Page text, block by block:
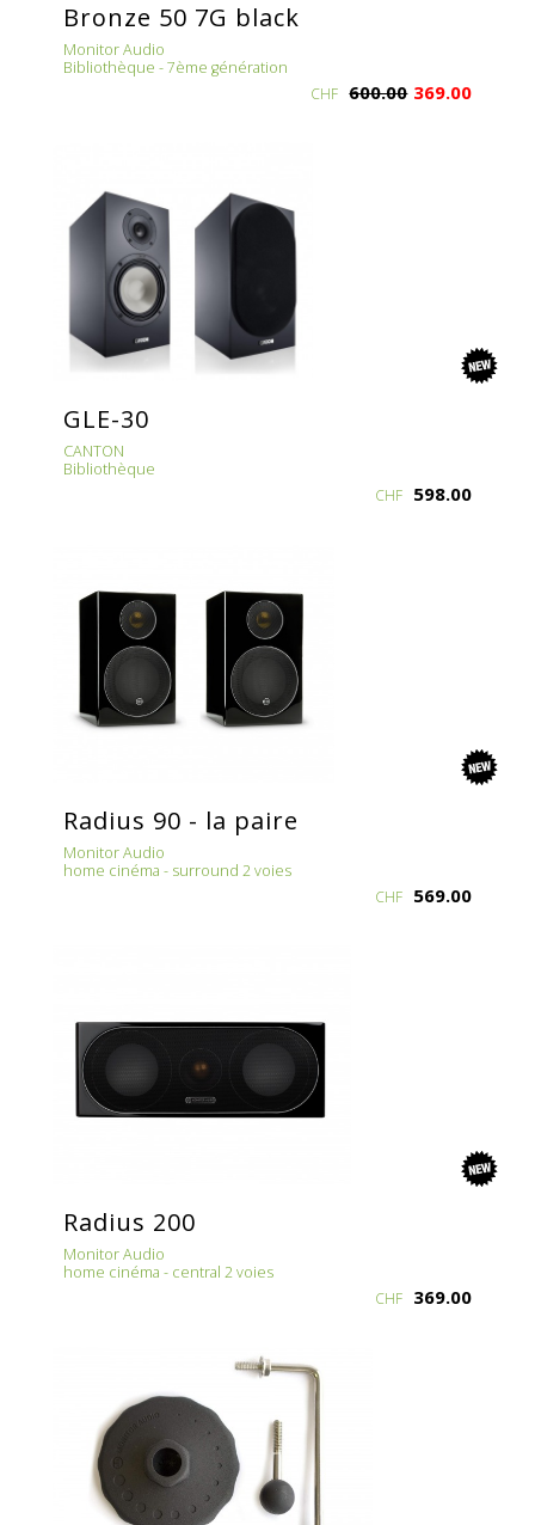
Bronze 50 7G black
Monitor Audio
Bibliothèque - 7ème génération
CHF600.00 369.00
GLE-30
CANTON
Bibliothèque
CHF 598.00
Radius 90 - la paire
Monitor Audio
home cinéma - surround 2 voies
CHF 569.00
Radius 200
Monitor Audio
home cinéma - central 2 voies
CHF 369.00